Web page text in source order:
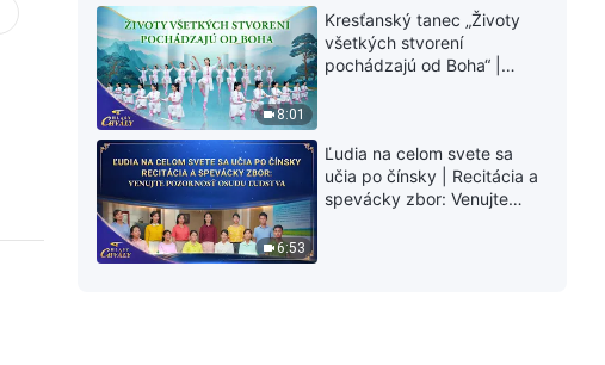
8:01
Kresťanský tanec „Životy
všetkých stvorení
pochádzajú od Boha“ |
6:53
Ľudia na celom svete sa
učia po čínsky | Recitácia a
spevácky zbor: Venujte